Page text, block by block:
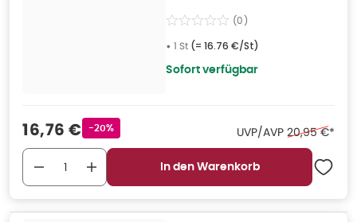
(0)
• 1 St (= 16.76 €/St)
Sofort verfügbar
Verkaufspreis
16,76 € Rabattstempel
-20% UVP/AVP Ehemaliger
20,95 €*
In den Warenkorb